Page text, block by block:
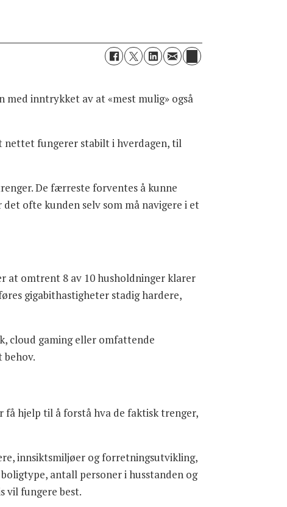
med inntrykket av at «mest mulig» også
nettet fungerer stabilt i hverdagen, til
De færreste forventes å kunne
ofte kunden selv som må navigere i et
at omtrent 8 av 10 husholdninger klarer
gigabithastigheter stadig hardere,
cloud gaming eller omfattende
behov.
få hjelp til å forstå hva de faktisk trenger,
innsiktsmiljøer og forretningsutvikling,
antall personer i husstanden og
vil fungere best.